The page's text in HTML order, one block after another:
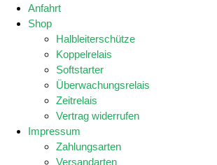
Anfahrt
Shop
Halbleiterschütze
Koppelrelais
Softstarter
Überwachungsrelais
Zeitrelais
Vertrag widerrufen
Impressum
Zahlungsarten
Versandarten